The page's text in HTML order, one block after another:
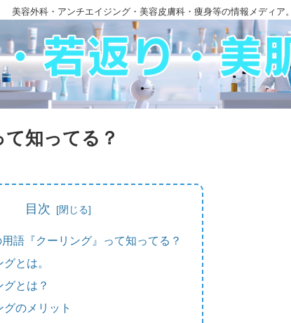
美容外科・アンチエイジング・美容皮膚科・痩身等の情報メディア。
知ってる？
目次
語『クーリング』って知ってる？
とは。
グとは？
グのメリット